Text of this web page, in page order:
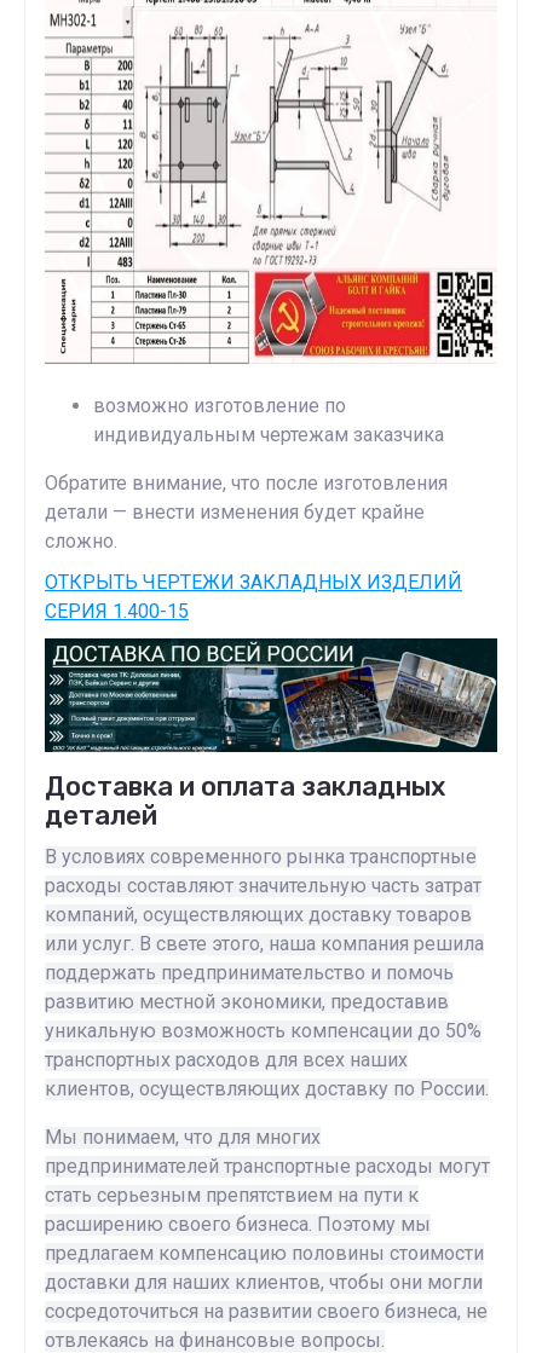
возможно изготовление по
индивидуальным чертежам заказчика
Обратите внимание, что после изготовления
детали — внести изменения будет крайне
сложно.
ОТКРЫТЬ ЧЕРТЕЖИ ЗАКЛАДНЫХ ИЗДЕЛИЙ
СЕРИЯ 1.400-15
Доставка и оплата закладных
деталей
В условиях современного рынка транспортные
расходы составляют значительную часть затрат
компаний, осуществляющих доставку товаров
или услуг. В свете этого, наша компания решила
поддержать предпринимательство и помочь
развитию местной экономики, предоставив
уникальную возможность компенсации до 50%
транспортных расходов для всех наших
клиентов, осуществляющих доставку по России.
Мы понимаем, что для многих
предпринимателей транспортные расходы могут
стать серьезным препятствием на пути к
расширению своего бизнеса. Поэтому мы
предлагаем компенсацию половины стоимости
доставки для наших клиентов, чтобы они могли
сосредоточиться на развитии своего бизнеса, не
отвлекаясь на финансовые вопросы.